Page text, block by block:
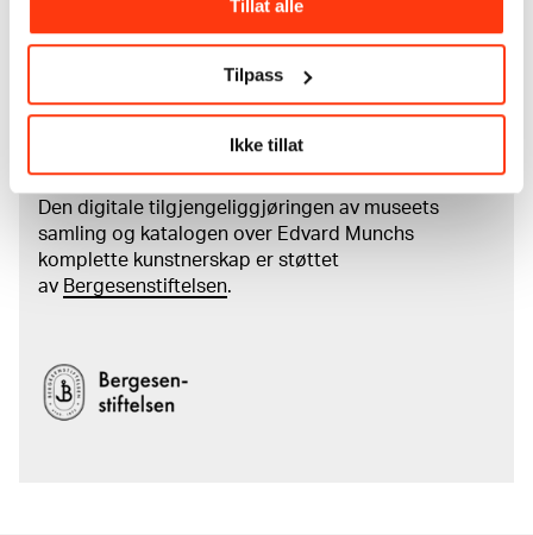
Tillat alle
Tilpass
Ikke tillat
Les mer om bruk av våre avfotograferinger og
Den digitale tilgjengeliggjøringen av museets
samling og katalogen over Edvard Munchs
komplette kunstnerskap er støttet
av Bergesenstiftelsen.